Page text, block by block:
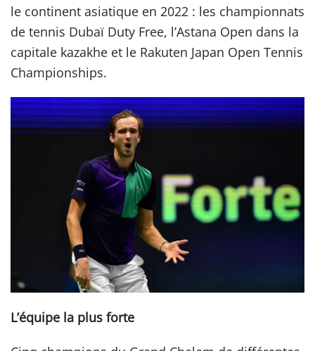
le continent asiatique en 2022 : les championnats
de tennis Dubaï Duty Free, l’Astana Open dans la
capitale kazakhe et le Rakuten Japan Open Tennis
Championships.
L’équipe la plus forte